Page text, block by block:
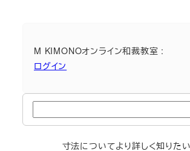
M KIMONOオンライン和裁教室 :
ログイン
寸法についてより詳しく知りた